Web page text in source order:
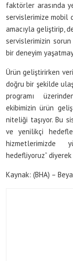
faktörler arasında
servislerimize mobil
amacıyla geliştirip,
servislerimizin sorun
bir deneyim
Ürün geliştirirken
doğru bir şekilde
programı
ekibimizin ürün
niteliği taşıyor. Bu
ve yenilikçi
hizmetlerimizde
hedefliyoruz”
Kaynak: (BHA) –